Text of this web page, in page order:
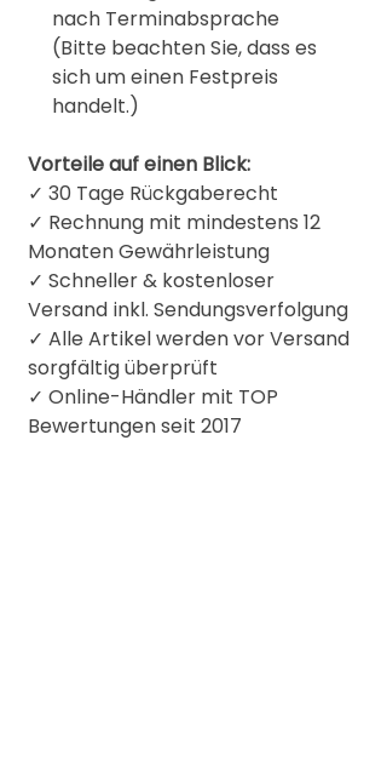
nach Terminabsprache
(Bitte beachten Sie, dass es
sich um einen Festpreis
handelt.)
Vorteile auf einen Blick:
✓ 30 Tage Rückgaberecht
✓ Rechnung mit mindestens 12
Monaten Gewährleistung
✓ Schneller & kostenloser
Versand inkl. Sendungsverfolgung
✓ Alle Artikel werden vor Versand
sorgfältig überprüft
✓ Online-Händler mit TOP
Bewertungen seit 2017